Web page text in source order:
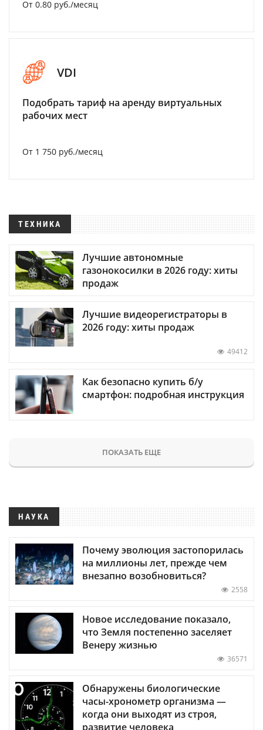
От 0.80 руб./месяц
VDI
Подобрать тариф на аренду виртуальных
рабочих мест
От 1 750 руб./месяц
ТЕХНИКА
Лучшие автономные
газонокосилки в 2026 году: хиты
продаж
Лучшие видеорегистраторы в
2026 году: хиты продаж
49412
Как безопасно купить б/у
смартфон: подробная инструкция
ПОКАЗАТЬ ЕЩЕ
НАУКА
Почему эволюция застопорилась
на миллионы лет, прежде чем
внезапно возобновиться?
2558
Новое исследование показало,
что Земля постепенно заселяет
Венеру жизнью
36571
Обнаружены биологические
часы-хронометр организма —
когда они выходят из строя,
развитие человека